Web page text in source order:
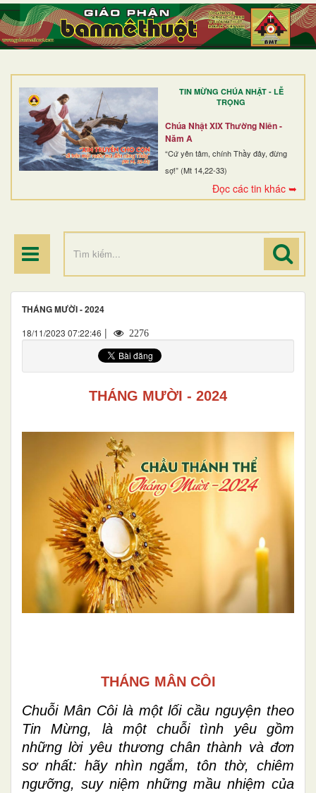
TIN MỪNG CHÚA NHẬT - LỄ
TRỌNG
Chúa Nhật XIX Thường Niên -
Năm A
“Cứ yên tâm, chính Thầy đây, đừng
sợ!” (Mt 14,22-33)
Đọc các tin khác ➥
TRANG NHẤT
GIỚI THIỆU
DÒNG TU
BAN MỤC VỤ
ĐOÀN THỂ CG
THÁNG MƯỜI - 2024
18/11/2023 07:22:46 | 2276
THÁNG MƯỜI - 2024
THÁNG MÂN CÔI
Chuỗi Mân Côi là một lối cầu nguyện theo
Tin Mừng, là một chuỗi tình yêu gồm
những lời yêu thương chân thành và đơn
sơ nhất: hãy nhìn ngắm, tôn thờ, chiêm
ngưỡng, suy niệm những mầu nhiệm của